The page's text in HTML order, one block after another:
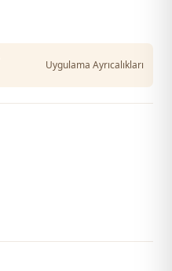
Uygulama Ayrıcalıkları